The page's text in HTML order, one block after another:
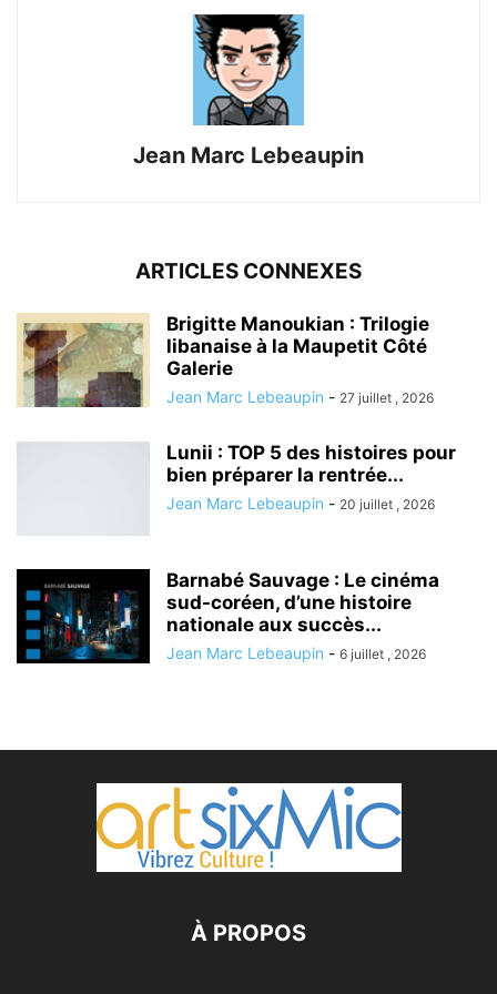
Jean Marc Lebeaupin
ARTICLES CONNEXES
Brigitte Manoukian : Trilogie
libanaise à la Maupetit Côté
Galerie
Jean Marc Lebeaupin - 27 juillet , 2026
Lunii : TOP 5 des histoires pour
bien préparer la rentrée...
Jean Marc Lebeaupin - 20 juillet , 2026
Barnabé Sauvage : Le cinéma
sud-coréen, d’une histoire
nationale aux succès...
Jean Marc Lebeaupin - 6 juillet , 2026
À PROPOS